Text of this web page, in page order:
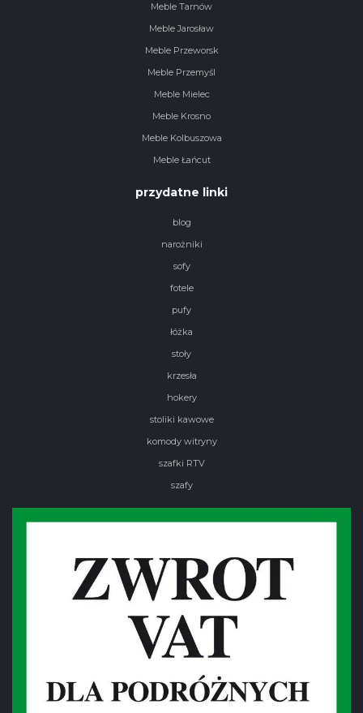
Meble Tarnów
Meble Jarosław
Meble Przeworsk
Meble Przemyśl
Meble Mielec
Meble Krosno
Meble Kolbuszowa
Meble Łańcut
przydatne linki
blog
narożniki
sofy
fotele
pufy
łóżka
stoły
krzesła
hokery
stoliki kawowe
komody witryny
szafki RTV
szafy